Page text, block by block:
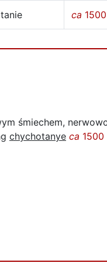
ca 1500
śmiechem,
chychotanye ca 1500